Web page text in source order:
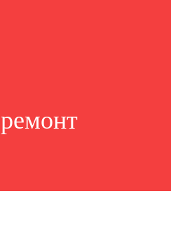
ремонт